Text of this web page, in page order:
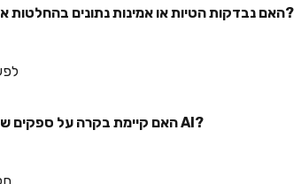
האם נבדקות הטיות או אמינות נתונים בהחלטות אוטומטיות?
האם קיימת בקרה על ספקים שמטמיעים AI?